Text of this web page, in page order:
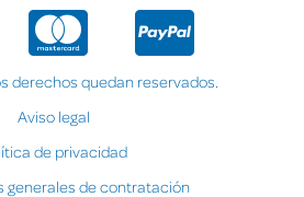
derechos quedan reservados.
Aviso legal
de privacidad
generales de contratación